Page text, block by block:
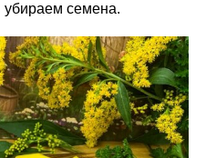
убираем семена.